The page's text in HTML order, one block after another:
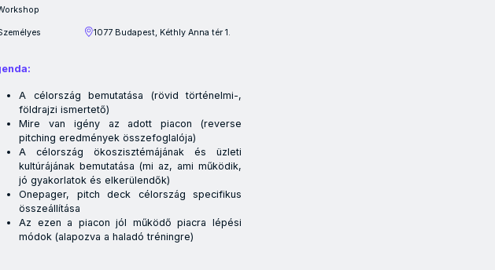
1077 Budapest, Kéthly Anna tér 1.
A célország bemutatása (rövid történelmi-,
földrajzi ismertető)
Mire van igény az adott piacon (reverse
pitching eredmények összefoglalója)
A célország ökoszisztémájának és üzleti
kultúrájának bemutatása (mi az, ami működik,
jó gyakorlatok és elkerülendők)
Onepager, pitch deck célország specifikus
összeállítása
Az ezen a piacon jól működő piacra lépési
módok (alapozva a haladó tréningre)